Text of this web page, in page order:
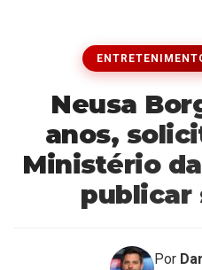
Neusa
anos,
Ministério
publicar
Por